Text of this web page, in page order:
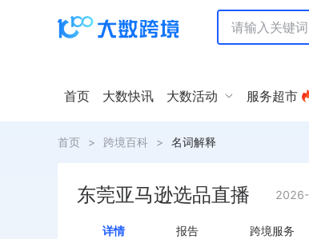
首页 大数快讯 大数活动 服务超市
首页 > 跨境百科 > 名词解释
东莞亚马逊选品直播
详情 报告 跨境服务